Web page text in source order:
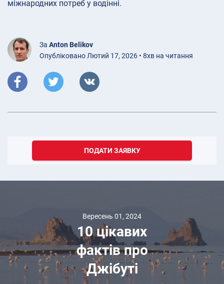
міжнародних потреб у водінні.
За Anton Belikov
Опубліковано Лютий 17, 2026 • 8хв на читання
ПОДАТИ ЗАЯВКУ
Вересень 01, 2024
10 цікавих
фактів про
Джібуті